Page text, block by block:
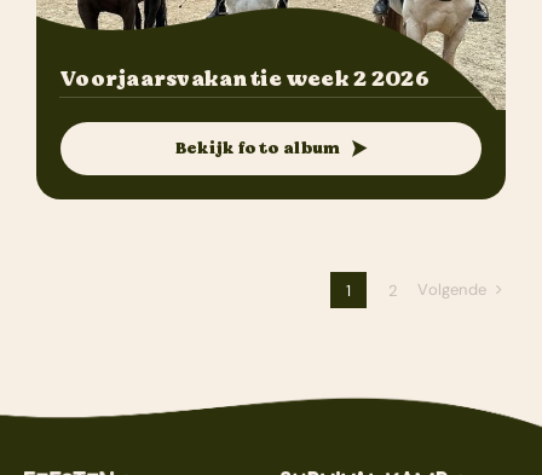
Voorjaarsvakantie week 2 2026
Bekijk foto album
1 2 Volgende